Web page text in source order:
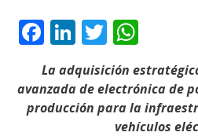
Facebook
LinkedIn
Twitter
La adquisición
avanzada de electrónica de
producción para la
vehículos